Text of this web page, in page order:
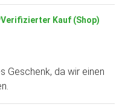
Verifizierter Kauf (Shop)
Geschenk, da wir einen